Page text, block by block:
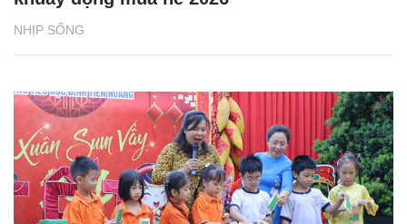
NHỊP SỐNG